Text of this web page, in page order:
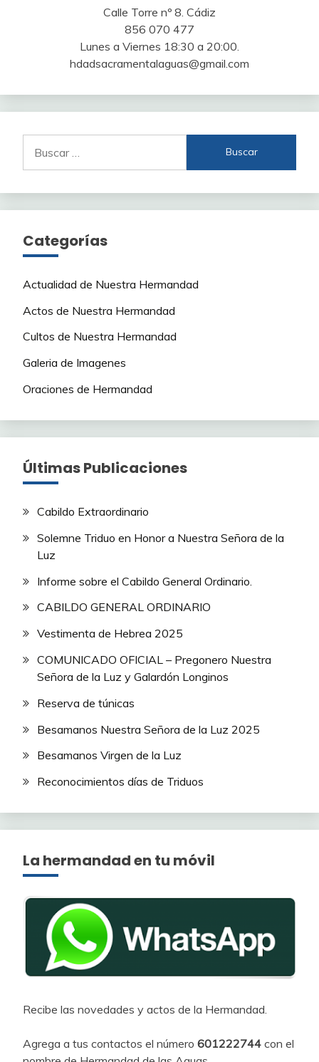
Calle Torre nº 8. Cádiz
856 070 477
Lunes a Viernes 18:30 a 20:00.
hdadsacramentalaguas@gmail.com
Categorías
Actualidad de Nuestra Hermandad
Actos de Nuestra Hermandad
Cultos de Nuestra Hermandad
Galeria de Imagenes
Oraciones de Hermandad
Últimas Publicaciones
Cabildo Extraordinario
Solemne Triduo en Honor a Nuestra Señora de la
Luz
Informe sobre el Cabildo General Ordinario.
CABILDO GENERAL ORDINARIO
Vestimenta de Hebrea 2025
COMUNICADO OFICIAL – Pregonero Nuestra
Señora de la Luz y Galardón Longinos
Reserva de túnicas
Besamanos Nuestra Señora de la Luz 2025
Besamanos Virgen de la Luz
Reconocimientos días de Triduos
La hermandad en tu móvil
Recibe las novedades y actos de la Hermandad.
Agrega a tus contactos el número 601222744 con el